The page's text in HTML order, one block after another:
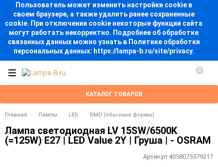
Пользователь может изменить настройки cookie в
своем браузере, а также удалить ранее сохраненные
cookie. При отключении cookie некоторые функции сайта
могут работать некорректно. Подробнее об обработке
связанных данных можно узнать в Политике обработки
персональных данных: https://lampa-b.ru/site/privacy.
КАТАЛОГ ТОВАРОВ
0
Главная Лампы LED SMD (обычные формы)
Лампа светодиодная LV 15SW/6500K
(=125W) E27 | LED Value 2Y | Груша | - OSRAM
Артикул:4058075579217